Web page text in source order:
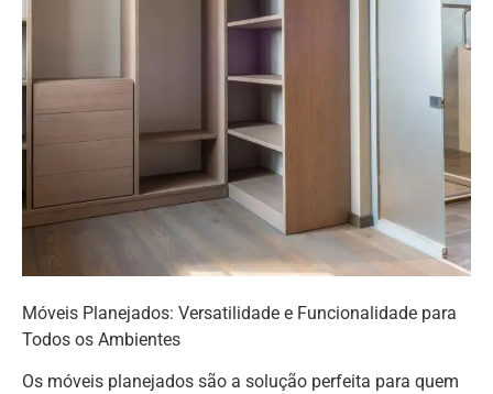
Móveis Planejados: Versatilidade e Funcionalidade para
Todos os Ambientes
Os móveis planejados são a solução perfeita para quem